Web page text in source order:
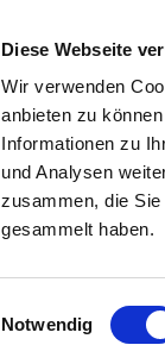
Diese Webseite
Wir verwenden
anbieten zu
Informationen zu
und Analysen
zusammen, die
gesammelt haben.
Notwendig
HOME